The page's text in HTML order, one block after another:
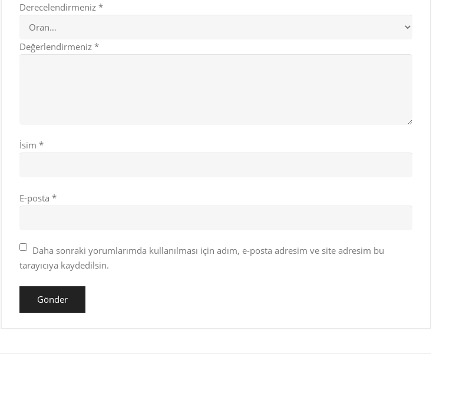
Derecelendirmeniz*
Değerlendirmeniz*
İsim*
E-posta*
Daha sonraki yorumlarımda kullanılması için adım, e-posta adresim ve site adresim bu
tarayıcıya kaydedilsin.